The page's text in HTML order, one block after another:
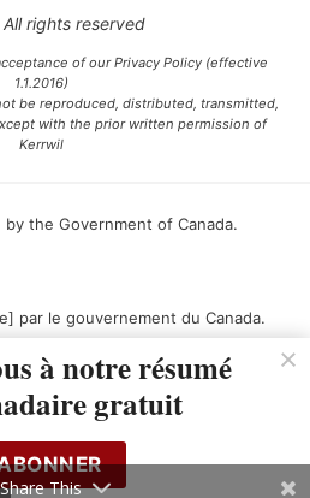
rights reserved
of our Privacy Policy (effective
1.1.2016)
be reproduced, distributed, transmitted,
with the prior written permission of
Kerrwil
the Government of Canada.
par le gouvernement du Canada.
à notre résumé
gratuit
Share This